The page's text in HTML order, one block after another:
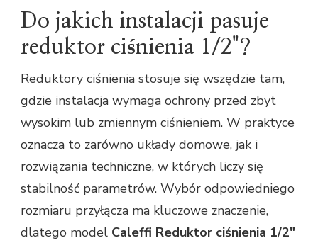
Do jakich instalacji pasuje
reduktor ciśnienia 1/2"?
Reduktory ciśnienia stosuje się wszędzie tam,
gdzie instalacja wymaga ochrony przed zbyt
wysokim lub zmiennym ciśnieniem. W praktyce
oznacza to zarówno układy domowe, jak i
rozwiązania techniczne, w których liczy się
stabilność parametrów. Wybór odpowiedniego
rozmiaru przyłącza ma kluczowe znaczenie,
dlatego model Caleffi Reduktor ciśnienia 1/2"